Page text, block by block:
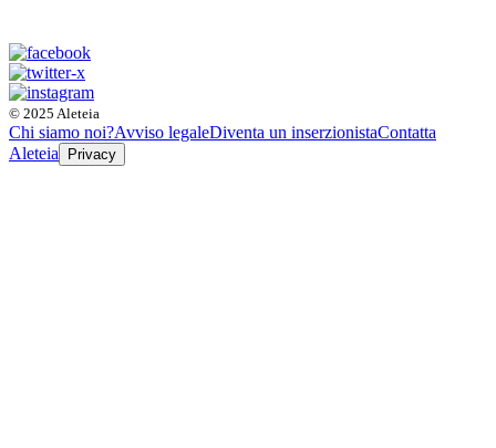
© 2025 Aleteia
Chi siamo noi?Avviso legaleDiventa un inserzionistaContatta
Aleteia
Privacy